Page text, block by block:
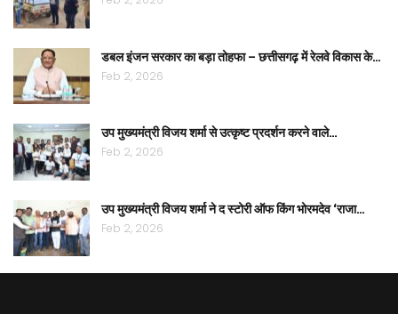
डबल इंजन सरकार का बड़ा तोहफा – छत्तीसगढ़ में रेलवे विकास के…
Feb 2, 2026
उप मुख्यमंत्री विजय शर्मा से उत्कृष्ट प्रदर्शन करने वाले…
Feb 2, 2026
उप मुख्यमंत्री विजय शर्मा ने द स्टोरी ऑफ किंग भोरमदेव ‘राजा…
Feb 2, 2026